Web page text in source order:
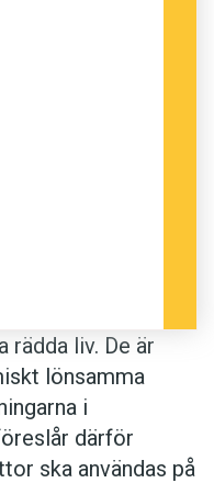
rädda liv. De är
lönsamma
i
därför
ska användas på